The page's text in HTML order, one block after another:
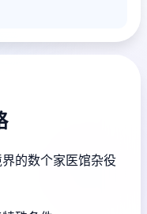
的数个家医馆杂役